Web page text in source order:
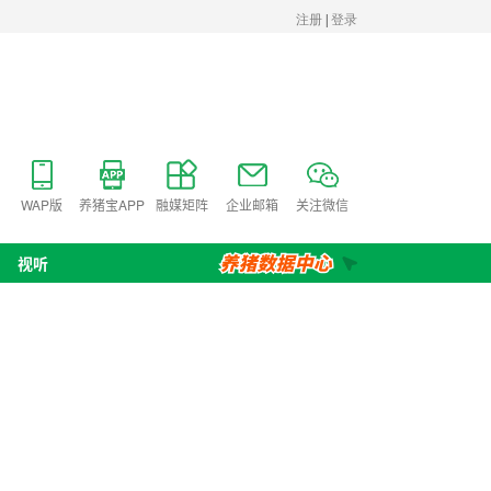
WAP版 养猪宝APP 融媒矩阵 企业邮箱 关注微信
视听